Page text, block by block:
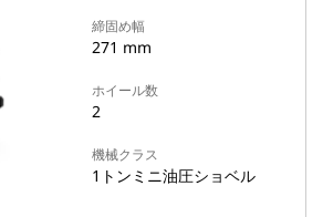
締固め幅
271 mm
ホイール数
2
機械クラス
1トンミニ油圧ショベル